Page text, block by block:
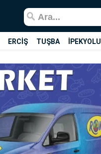
ERCİŞ TUŞBA İPEKYOLU